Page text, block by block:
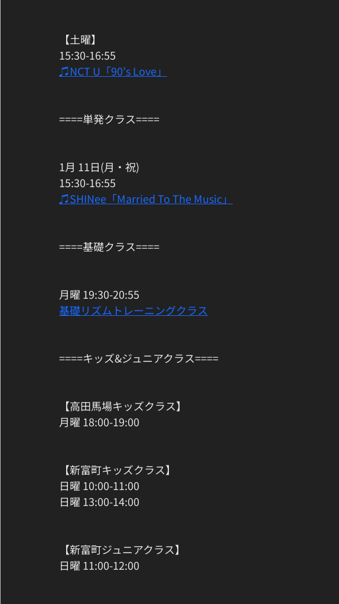
【土曜】
15:30-16:55
♫NCT U「90’s Love」
====単発クラス====
1月 11日(月・祝)
15:30-16:55
♫SHINee「Married To The Music」
====基礎クラス====
月曜 19:30-20:55
基礎リズムトレーニングクラス
====キッズ&ジュニアクラス====
【高田馬場キッズクラス】
月曜 18:00-19:00
【新富町キッズクラス】
日曜 10:00-11:00
日曜 13:00-14:00
【新富町ジュニアクラス】
日曜 11:00-12:00